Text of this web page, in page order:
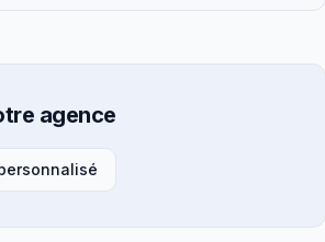
agence